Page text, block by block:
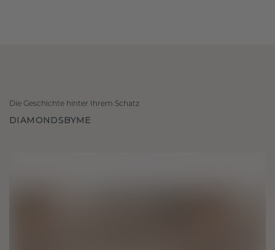
Die Geschichte hinter Ihrem Schatz
DIAMONDSBYME